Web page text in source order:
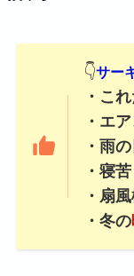
👇サー
・こ
・エ
・雨
・寝
・扇
・冬の